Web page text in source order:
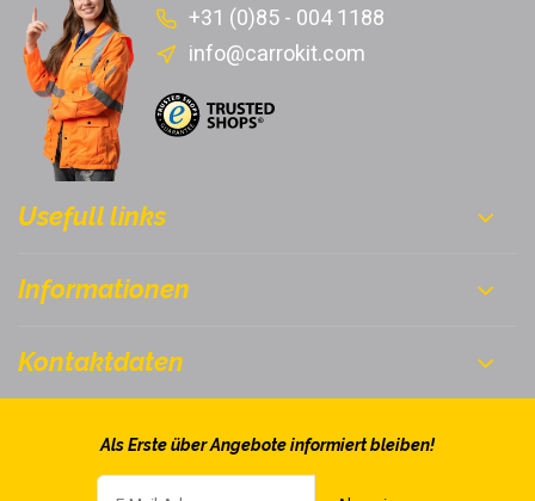
+31 (0)85 - 004 1188
info@carrokit.com
Usefull links
Informationen
Kontaktdaten
Als Erste über Angebote informiert bleiben!